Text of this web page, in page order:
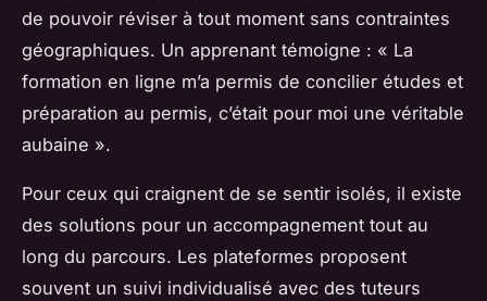
de pouvoir réviser à tout moment sans contraintes
géographiques. Un apprenant témoigne : « La
formation en ligne m’a permis de concilier études et
préparation au permis, c’était pour moi une véritable
aubaine ».
Pour ceux qui craignent de se sentir isolés, il existe
des solutions pour un accompagnement tout au
long du parcours. Les plateformes proposent
souvent un suivi individualisé avec des tuteurs